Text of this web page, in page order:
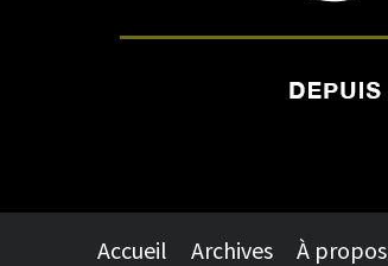
Accueil Archives À propos